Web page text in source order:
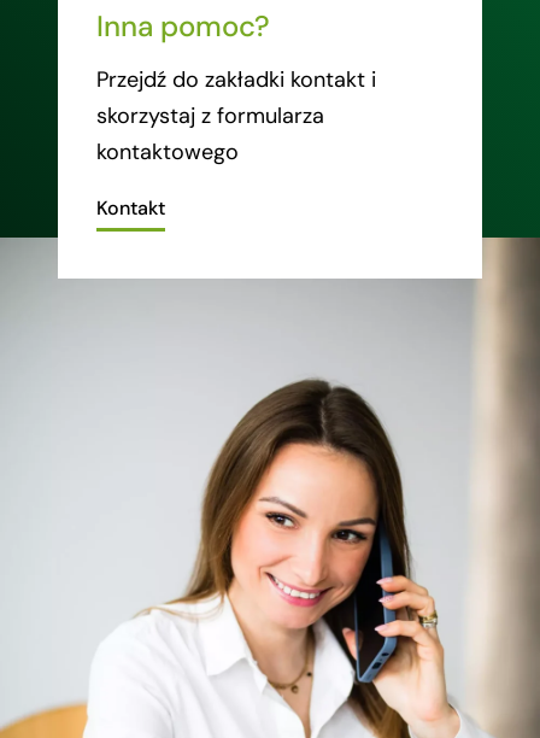
Inna pomoc?
Przejdź do zakładki kontakt i
skorzystaj z formularza
kontaktowego
Kontakt